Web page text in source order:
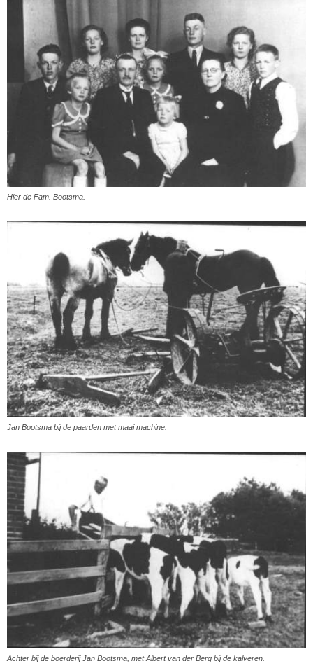
Hier de Fam. Bootsma.
Jan Bootsma bij de paarden met maai machine.
Achter bij de boerderij Jan Bootsma, met Albert van der Berg bij de kalveren.